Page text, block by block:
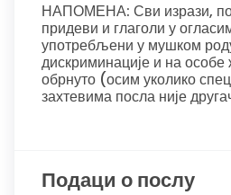
НАПОМЕНА: Сви изрази,
придеви и глаголи у
употребљени у мушком
дискриминације и на особе
обрнуто (осим уколико
захтевима посла није
Подаци о послу